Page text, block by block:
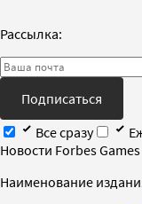
Рассылка:
Подписаться
Все сразу
Новости Forbes Games
Наименование